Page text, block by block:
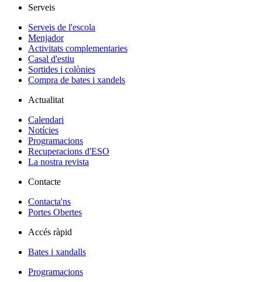
Serveis
Serveis de l'escola
Menjador
Activitats complementaries
Casal d'estiu
Sortides i colònies
Compra de bates i xandels
Actualitat
Calendari
Notícies
Programacions
Recuperacions d'ESO
La nostra revista
Contacte
Contacta'ns
Portes Obertes
Accés ràpid
Bates i xandalls
Programacions